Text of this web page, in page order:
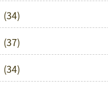
(34)
(37)
(34)